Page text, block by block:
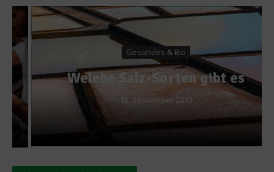
Gesundes & Bio
Welche Salz-Sorten gibt es
15. September 2013